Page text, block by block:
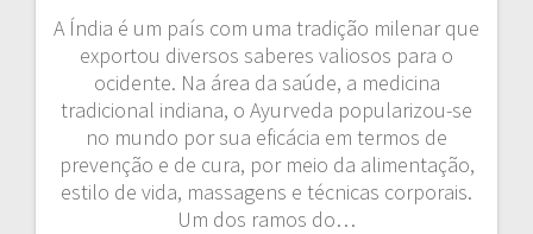
A Índia é um país com uma tradição milenar que
exportou diversos saberes valiosos para o
ocidente. Na área da saúde, a medicina
tradicional indiana, o Ayurveda popularizou-se
no mundo por sua eficácia em termos de
prevenção e de cura, por meio da alimentação,
estilo de vida, massagens e técnicas corporais.
Um dos ramos do…